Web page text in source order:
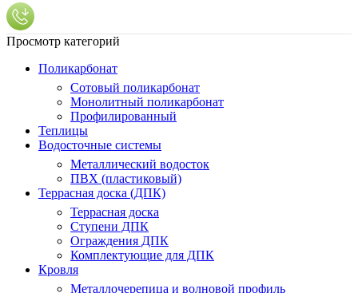
Просмотр категорий
Поликарбонат
Сотовый поликарбонат
Монолитный поликарбонат
Профилированный
Теплицы
Водосточные системы
Металлический водосток
ПВХ (пластиковый)
Террасная доска (ДПК)
Террасная доска
Ступени ДПК
Ограждения ДПК
Комплектующие для ДПК
Кровля
Металлочерепица и волновой профиль